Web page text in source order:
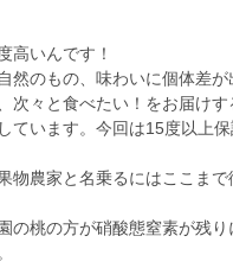
高いんです！
のもの、味わいに個体差が
次々と食べたい！をお届け
ています。今回は15度以上
物農家と名乗るにはここまで
の桃の方が硝酸態窒素が残